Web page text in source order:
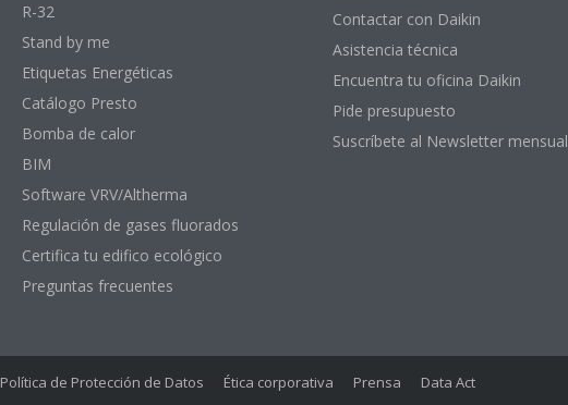
R-32
Stand by me
Etiquetas Energéticas
Catálogo Presto
Bomba de calor
BIM
Software VRV/Altherma
Regulación de gases fluorados
Certifica tu edifico ecológico
Preguntas frecuentes
Contactar con Daikin
Asistencia técnica
Encuentra tu oficina Daikin
Pide presupuesto
Suscríbete al Newsletter mensual
Política de Protección de Datos Ética corporativa Prensa Data Act